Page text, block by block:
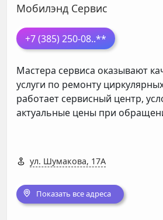
Мобилэнд Сервис
+7 (385) 250-08..**
Мастера сервиса оказывают
услуги по ремонту
работает сервисный центр,
актуальные цены при
ул. Шумакова, 17А
Показать все адреса